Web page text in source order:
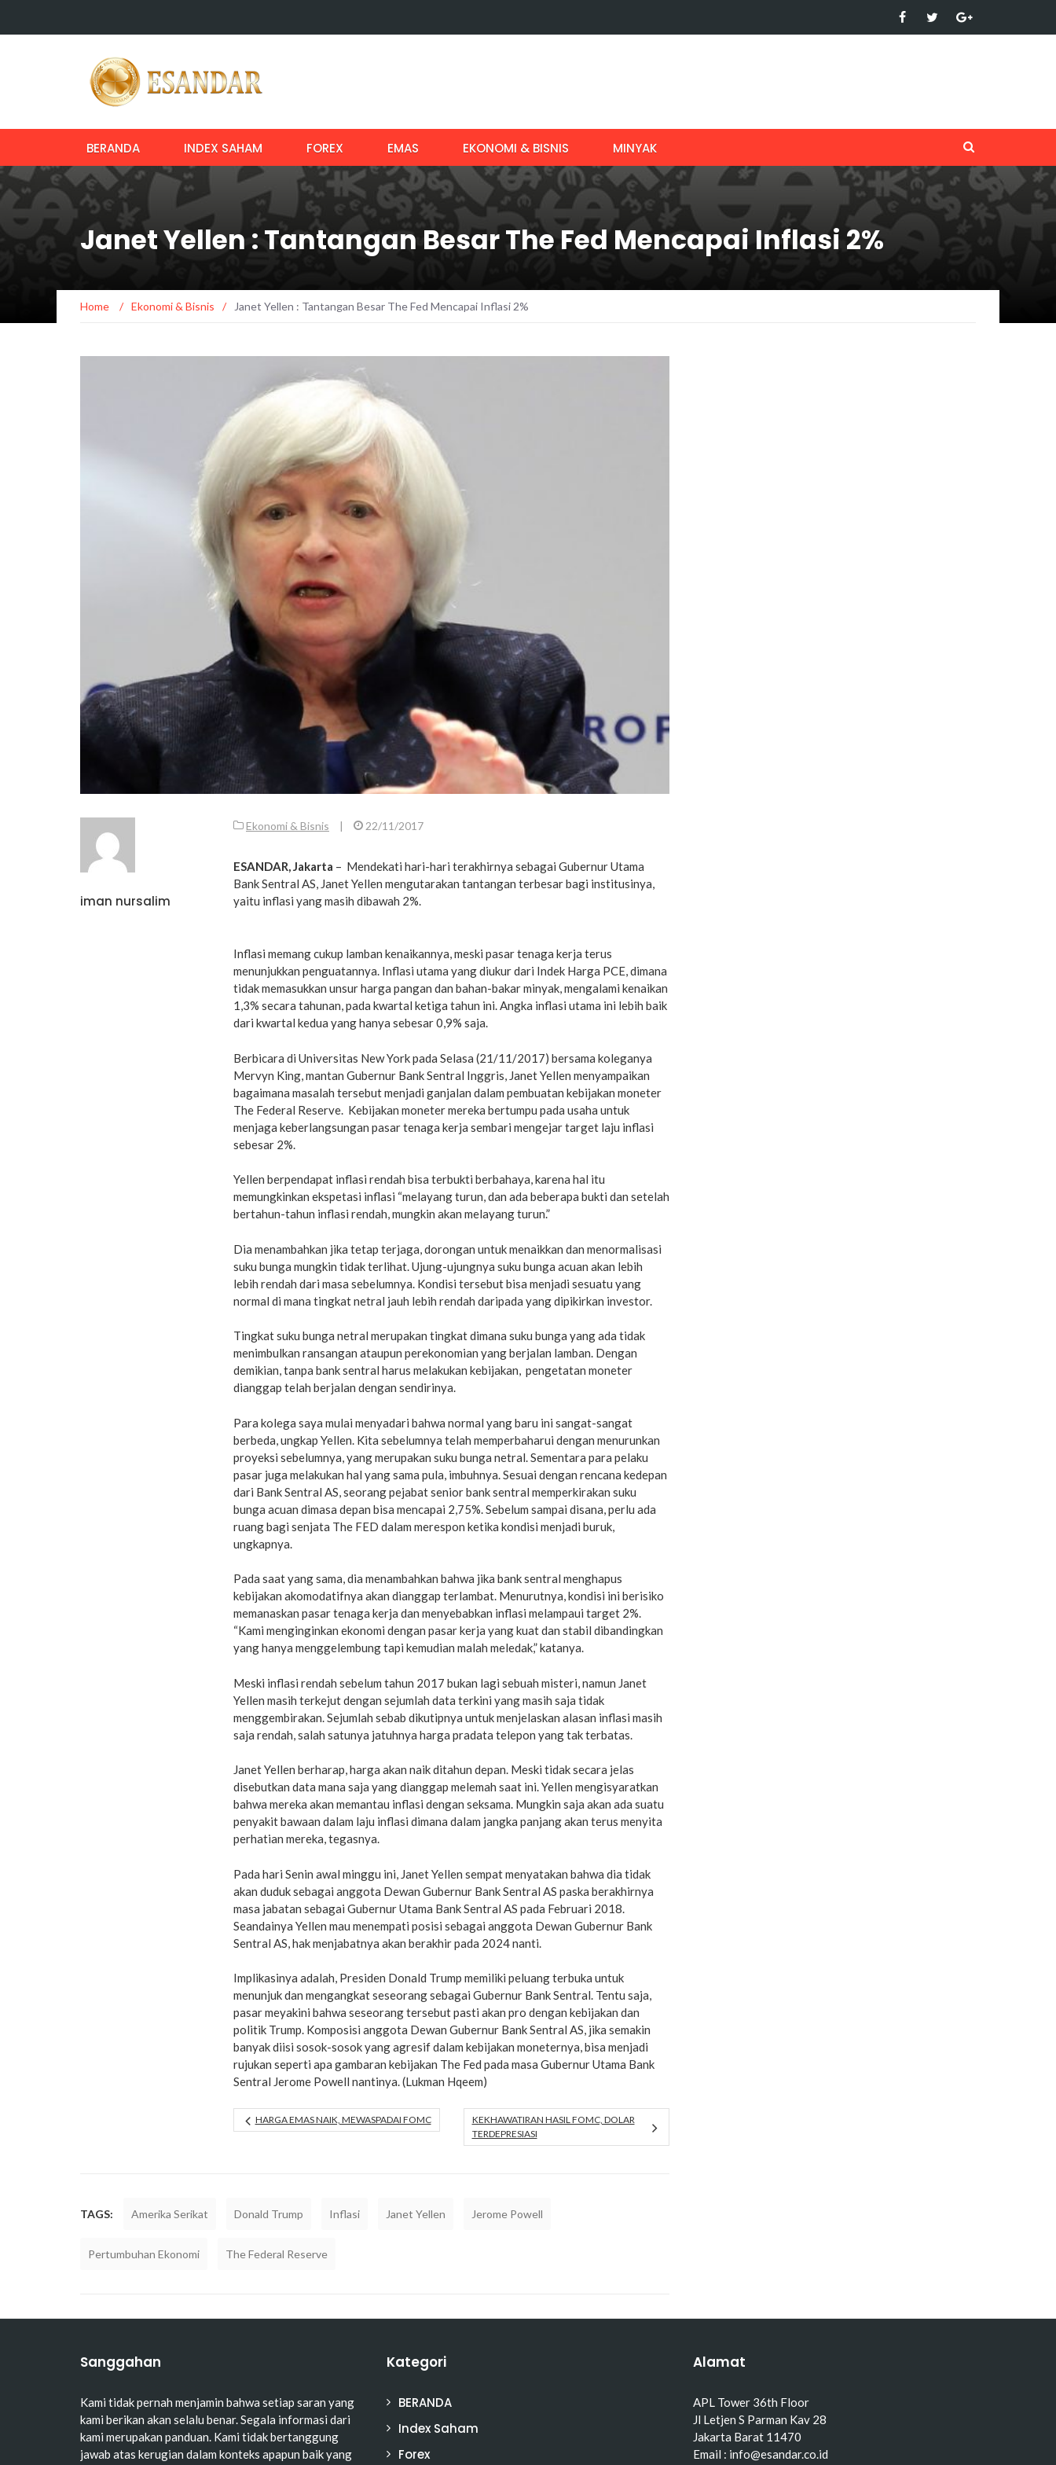
BERANDA INDEX SAHAM FOREX EMAS EKONOMI & BISNIS MINYAK
Janet Yellen : Tantangan Besar The Fed Mencapai Inflasi 2%
Home / Ekonomi & Bisnis / Janet Yellen : Tantangan Besar The Fed Mencapai Inflasi 2%
iman nursalim
Ekonomi & Bisnis | 22/11/2017
ESANDAR, Jakarta – Mendekati hari-hari terakhirnya sebagai Gubernur Utama
Bank Sentral AS, Janet Yellen mengutarakan tantangan terbesar bagi institusinya,
yaitu inflasi yang masih dibawah 2%.
Inflasi memang cukup lamban kenaikannya, meski pasar tenaga kerja terus
menunjukkan penguatannya. Inflasi utama yang diukur dari Indek Harga PCE, dimana
tidak memasukkan unsur harga pangan dan bahan-bakar minyak, mengalami kenaikan
1,3% secara tahunan, pada kwartal ketiga tahun ini. Angka inflasi utama ini lebih baik
dari kwartal kedua yang hanya sebesar 0,9% saja.
Berbicara di Universitas New York pada Selasa (21/11/2017) bersama koleganya
Mervyn King, mantan Gubernur Bank Sentral Inggris, Janet Yellen menyampaikan
bagaimana masalah tersebut menjadi ganjalan dalam pembuatan kebijakan moneter
The Federal Reserve. Kebijakan moneter mereka bertumpu pada usaha untuk
menjaga keberlangsungan pasar tenaga kerja sembari mengejar target laju inflasi
sebesar 2%.
Yellen berpendapat inflasi rendah bisa terbukti berbahaya, karena hal itu
memungkinkan ekspetasi inflasi “melayang turun, dan ada beberapa bukti dan setelah
bertahun-tahun inflasi rendah, mungkin akan melayang turun.”
Dia menambahkan jika tetap terjaga, dorongan untuk menaikkan dan menormalisasi
suku bunga mungkin tidak terlihat. Ujung-ujungnya suku bunga acuan akan lebih
lebih rendah dari masa sebelumnya. Kondisi tersebut bisa menjadi sesuatu yang
normal di mana tingkat netral jauh lebih rendah daripada yang dipikirkan investor.
Tingkat suku bunga netral merupakan tingkat dimana suku bunga yang ada tidak
menimbulkan ransangan ataupun perekonomian yang berjalan lamban. Dengan
demikian, tanpa bank sentral harus melakukan kebijakan, pengetatan moneter
dianggap telah berjalan dengan sendirinya.
Para kolega saya mulai menyadari bahwa normal yang baru ini sangat-sangat
berbeda, ungkap Yellen. Kita sebelumnya telah memperbaharui dengan menurunkan
proyeksi sebelumnya, yang merupakan suku bunga netral. Sementara para pelaku
pasar juga melakukan hal yang sama pula, imbuhnya. Sesuai dengan rencana kedepan
dari Bank Sentral AS, seorang pejabat senior bank sentral memperkirakan suku
bunga acuan dimasa depan bisa mencapai 2,75%. Sebelum sampai disana, perlu ada
ruang bagi senjata The FED dalam merespon ketika kondisi menjadi buruk,
ungkapnya.
Pada saat yang sama, dia menambahkan bahwa jika bank sentral menghapus
kebijakan akomodatifnya akan dianggap terlambat. Menurutnya, kondisi ini berisiko
memanaskan pasar tenaga kerja dan menyebabkan inflasi melampaui target 2%.
“Kami menginginkan ekonomi dengan pasar kerja yang kuat dan stabil dibandingkan
yang hanya menggelembung tapi kemudian malah meledak,” katanya.
Meski inflasi rendah sebelum tahun 2017 bukan lagi sebuah misteri, namun Janet
Yellen masih terkejut dengan sejumlah data terkini yang masih saja tidak
menggembirakan. Sejumlah sebab dikutipnya untuk menjelaskan alasan inflasi masih
saja rendah, salah satunya jatuhnya harga pradata telepon yang tak terbatas.
Janet Yellen berharap, harga akan naik ditahun depan. Meski tidak secara jelas
disebutkan data mana saja yang dianggap melemah saat ini. Yellen mengisyaratkan
bahwa mereka akan memantau inflasi dengan seksama. Mungkin saja akan ada suatu
penyakit bawaan dalam laju inflasi dimana dalam jangka panjang akan terus menyita
perhatian mereka, tegasnya.
Pada hari Senin awal minggu ini, Janet Yellen sempat menyatakan bahwa dia tidak
akan duduk sebagai anggota Dewan Gubernur Bank Sentral AS paska berakhirnya
masa jabatan sebagai Gubernur Utama Bank Sentral AS pada Februari 2018.
Seandainya Yellen mau menempati posisi sebagai anggota Dewan Gubernur Bank
Sentral AS, hak menjabatnya akan berakhir pada 2024 nanti.
Implikasinya adalah, Presiden Donald Trump memiliki peluang terbuka untuk
menunjuk dan mengangkat seseorang sebagai Gubernur Bank Sentral. Tentu saja,
pasar meyakini bahwa seseorang tersebut pasti akan pro dengan kebijakan dan
politik Trump. Komposisi anggota Dewan Gubernur Bank Sentral AS, jika semakin
banyak diisi sosok-sosok yang agresif dalam kebijakan moneternya, bisa menjadi
rujukan seperti apa gambaran kebijakan The Fed pada masa Gubernur Utama Bank
Sentral Jerome Powell nantinya. (Lukman Hqeem)
HARGA EMAS NAIK, MEWASPADAI FOMC
KEKHAWATIRAN HASIL FOMC, DOLAR
TERDEPRESIASI
TAGS: Amerika Serikat Donald Trump Inflasi Janet Yellen Jerome Powell
Pertumbuhan Ekonomi The Federal Reserve
Sanggahan
Kami tidak pernah menjamin bahwa setiap saran yang
kami berikan akan selalu benar. Segala informasi dari
kami merupakan panduan. Kami tidak bertanggung
jawab atas kerugian dalam konteks apapun baik yang
Kategori
BERANDA
Index Saham
Forex
Alamat
APL Tower 36th Floor
Jl Letjen S Parman Kav 28
Jakarta Barat 11470
Email : info@esandar.co.id